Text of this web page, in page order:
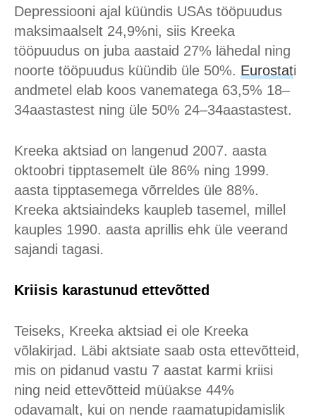
Depressiooni ajal küündis USAs tööpuudus
maksimaalselt 24,9%ni, siis Kreeka
tööpuudus on juba aastaid 27% lähedal ning
noorte tööpuudus küündib üle 50%. Eurostati
andmetel elab koos vanematega 63,5% 18–
34aastastest ning üle 50% 24–34aastastest.
Kreeka aktsiad on langenud 2007. aasta
oktoobri tipptasemelt üle 86% ning 1999.
aasta tipptasemega võrreldes üle 88%.
Kreeka aktsiaindeks kaupleb tasemel, millel
kauples 1990. aasta aprillis ehk üle veerand
sajandi tagasi.
Kriisis karastunud ettevõtted
Teiseks, Kreeka aktsiad ei ole Kreeka
võlakirjad. Läbi aktsiate saab osta ettevõtteid,
mis on pidanud vastu 7 aastat karmi kriisi
ning neid ettevõtteid müüakse 44%
odavamalt, kui on nende raamatupidamislik